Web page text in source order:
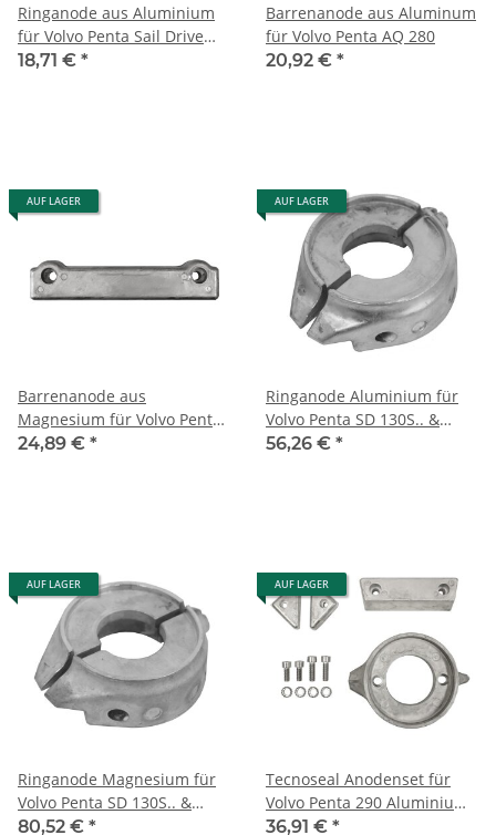
Ringanode aus Aluminium
für Volvo Penta Sail Drive
120
18,71 € *
Barrenanode aus Aluminum
für Volvo Penta AQ 280
20,92 € *
AUF LAGER
Barrenanode aus
Magnesium für Volvo Penta
AQ 280
24,89 € *
AUF LAGER
Ringanode Aluminium für
Volvo Penta SD 130S.. &
150S..
56,26 € *
AUF LAGER
Ringanode Magnesium für
Volvo Penta SD 130S.. &
150S..
80,52 € *
AUF LAGER
Tecnoseal Anodenset für
Volvo Penta 290 Aluminium
C
36,91 € *